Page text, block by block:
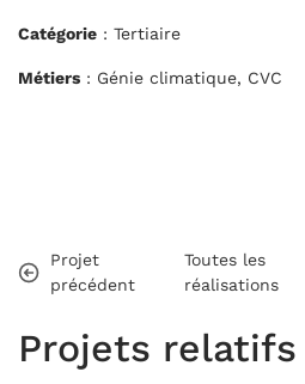
Catégorie : Tertiaire
Métiers : Génie climatique, CVC
Projet
précédent
Toutes les
réalisations
Projets relatifs